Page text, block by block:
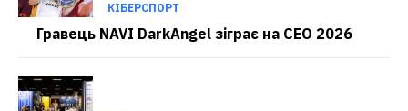
КІБЕРСПОРТ
Гравець NAVI DarkAngel зіграє на CEO 2026